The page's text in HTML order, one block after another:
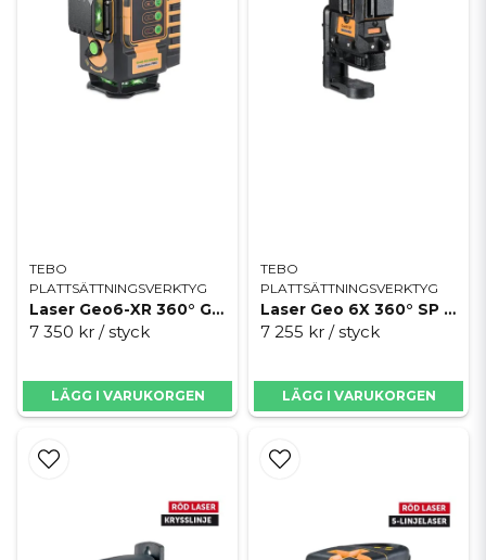
TEBO
PLATTSÄTTNINGSVERKTYG
Laser Geo6-XR 360° Green Kit SP
7 350 kr / styck
LÄGG I VARUKORGEN
TEBO
PLATTSÄTTNINGSVERKTYG
Laser Geo 6X 360° SP Kit
7 255 kr / styck
LÄGG I VARUKORGEN